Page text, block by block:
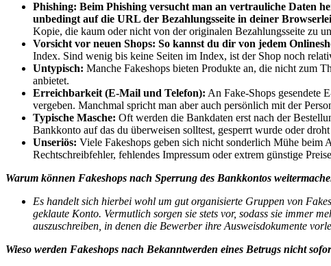
Phishing: Beim Phishing versucht man an vertrauliche Daten
unbedingt auf die URL der Bezahlungsseite in deiner
Kopie, die kaum oder nicht von der originalen Bezahlungsseite zu
Vorsicht vor neuen Shops: So kannst du dir von jedem
Index. Sind wenig bis keine Seiten im Index, ist der Shop noch
Untypisch: Manche Fakeshops bieten Produkte an, die nicht zum
anbietet.
Erreichbarkeit (E-Mail und Telefon): An Fake-Shops gesendete
vergeben. Manchmal spricht man aber auch persönlich mit der
Typische Masche: Oft werden die Bankdaten erst nach der
Bankkonto auf das du überweisen solltest, gesperrt wurde oder
Unseriös: Viele Fakeshops geben sich nicht sonderlich Mühe beim
Rechtschreibfehler, fehlendes Impressum oder extrem günstige
Warum können Fakeshops nach Sperrung des Bankkontos
Es handelt sich hierbei wohl um gut organisierte Gruppen von
geklaute Konto. Vermutlich sorgen sie stets vor, sodass sie immer
auszuschreiben, in denen die Bewerber ihre Ausweisdokumente
Wieso werden Fakeshops nach Bekanntwerden eines Betrugs nicht